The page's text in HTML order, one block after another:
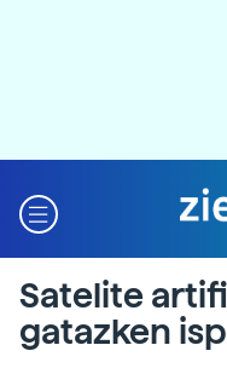
Satelite
gatazken